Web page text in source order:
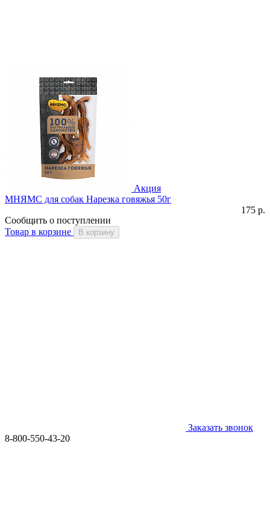
Акция
МНЯМС для собак Нарезка говяжья 50г
175 р.
Сообщить о поступлении
Товар в корзине
В корзину
Заказать звонок
8-800-550-43-20